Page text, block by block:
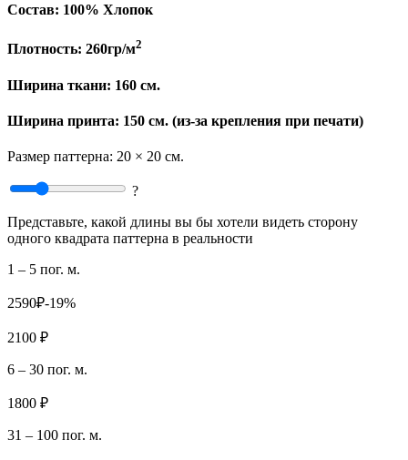
Состав: 100% Хлопок
Плотность: 260гр/м2
Ширина ткани: 160 см.
Ширина принта: 150 см. (из-за крепления при печати)
Размер паттерна: 20 × 20 см.
?
Представьте, какой длины вы бы хотели видеть сторону
одного квадрата паттерна в реальности
1 – 5 пог. м.
2590₽-19%
2100 ₽
6 – 30 пог. м.
1800 ₽
31 – 100 пог. м.